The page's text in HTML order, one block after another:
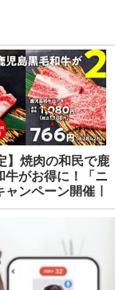
】焼肉の和民で鹿
牛がお得に！「ニ
ャンペーン開催 |
人